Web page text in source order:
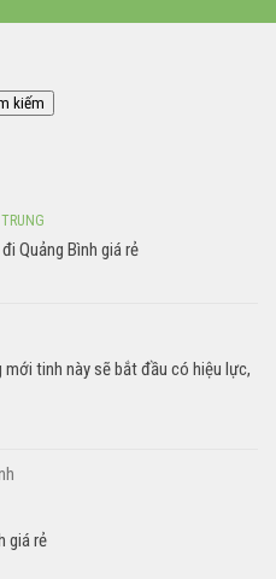
kiếm
Quảng Bình giá rẻ
tinh này sẽ bắt đầu có hiệu lực,
giá rẻ